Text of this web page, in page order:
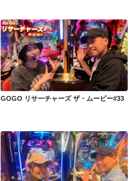
GOGO リサーチャーズ ザ・ムービー#33
GOGO リサーチャーズ ザ・ムービー#33
GOGO リサーチャーズ ザ・ムービー#31